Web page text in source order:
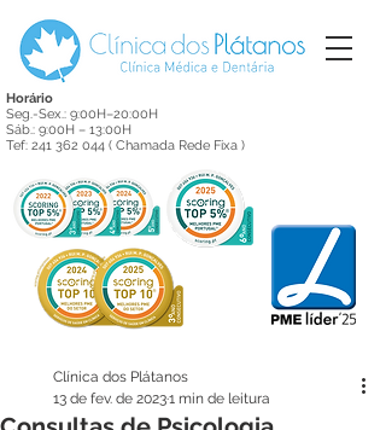
Horário
Seg.-Sex.: 9:00H–20:00H
Sáb.: 9:00H – 13:00H
Tef: 241 362 044 ( Chamada Rede Fixa )
Clínica dos Plátanos
13 de fev. de 20231 min de leitura